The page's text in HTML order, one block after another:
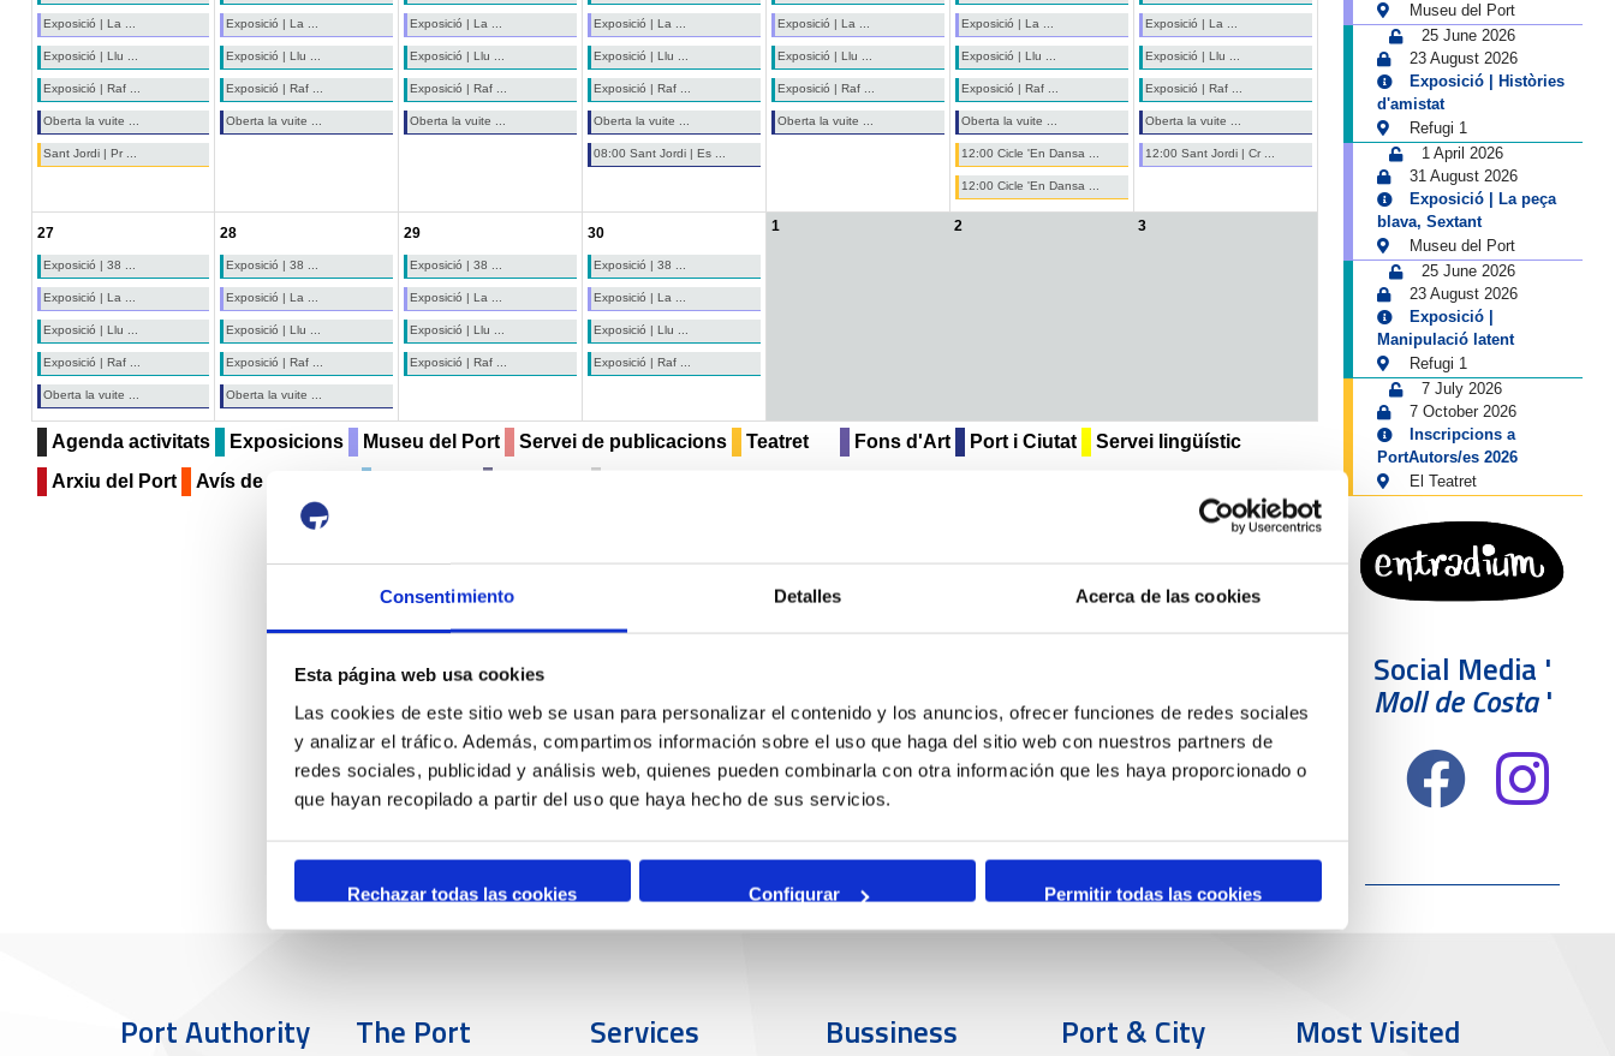
Consentimiento Detalles Acerca de las cookies
Esta página web usa cookies
Las cookies de este sitio web se usan para personalizar el contenido y los anuncios, ofrecer funciones de redes sociales
y analizar el tráfico. Además, compartimos información sobre el uso que haga del sitio web con nuestros partners de
redes sociales, publicidad y análisis web, quienes pueden combinarla con otra información que les haya proporcionado o
que hayan recopilado a partir del uso que haya hecho de sus servicios.
Rechazar todas las cookies Configurar Permitir todas las cookies
Exposició | La ...
Exposició | Llu ...
Exposició | Raf ...
Oberta la vuite ...
Sant Jordi | Pr ...
Exposició | La ...
Exposició | Llu ...
Exposició | Raf ...
Oberta la vuite ...
Exposició | La ...
Exposició | Llu ...
Exposició | Raf ...
Oberta la vuite ...
Exposició | La ...
Exposició | Llu ...
Exposició | Raf ...
Oberta la vuite ...
08:00 Sant Jordi | Es ...
Exposició | La ...
Exposició | Llu ...
Exposició | Raf ...
Oberta la vuite ...
Exposició | La ...
Exposició | Llu ...
Exposició | Raf ...
Oberta la vuite ...
12:00 Cicle 'En Dansa ...
12:00 Cicle 'En Dansa ...
Exposició | La ...
Exposició | Llu ...
Exposició | Raf ...
Oberta la vuite ...
12:00 Sant Jordi | Cr ...
27
Exposició | 38 ...
Exposició | La ...
Exposició | Llu ...
Exposició | Raf ...
Oberta la vuite ...
28
Exposició | 38 ...
Exposició | La ...
Exposició | Llu ...
Exposició | Raf ...
Oberta la vuite ...
29
Exposició | 38 ...
Exposició | La ...
Exposició | Llu ...
Exposició | Raf ...
30
Exposició | 38 ...
Exposició | La ...
Exposició | Llu ...
Exposició | Raf ...
1 2 3
Agenda activitats Exposicions Museu del Port Servei de publicacions Teatret Fons d'Art Port i Ciutat
Servei lingüístic
Arxiu del Port
Avís de circulació
Museu del Port
25 June 2026
23 August 2026
Exposició | Històries
d'amistat
Refugi 1
1 April 2026
31 August 2026
Exposició | La peça
blava, Sextant
Museu del Port
25 June 2026
23 August 2026
Exposició |
Manipulació latent
Refugi 1
7 July 2026
7 October 2026
Inscripcions a
PortAutors/es 2026
El Teatret
Social Media '
Moll de Costa'
Port Authority The Port Services Bussiness Port & City Most Visited